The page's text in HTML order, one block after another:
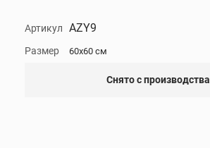
Артикул AZY9
Размер 60x60 см
Снято с производства